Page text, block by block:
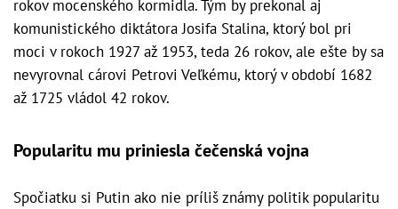
rokov mocenského kormidla. Tým by prekonal aj
komunistického diktátora Josifa Stalina, ktorý bol pri
moci v rokoch 1927 až 1953, teda 26 rokov, ale ešte by sa
nevyrovnal cárovi Petrovi Veľkému, ktorý v období 1682
až 1725 vládol 42 rokov.
Popularitu mu priniesla čečenská vojna
Spočiatku si Putin ako nie príliš známy politik popularitu